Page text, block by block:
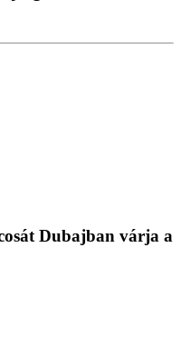
Dubajban várja a